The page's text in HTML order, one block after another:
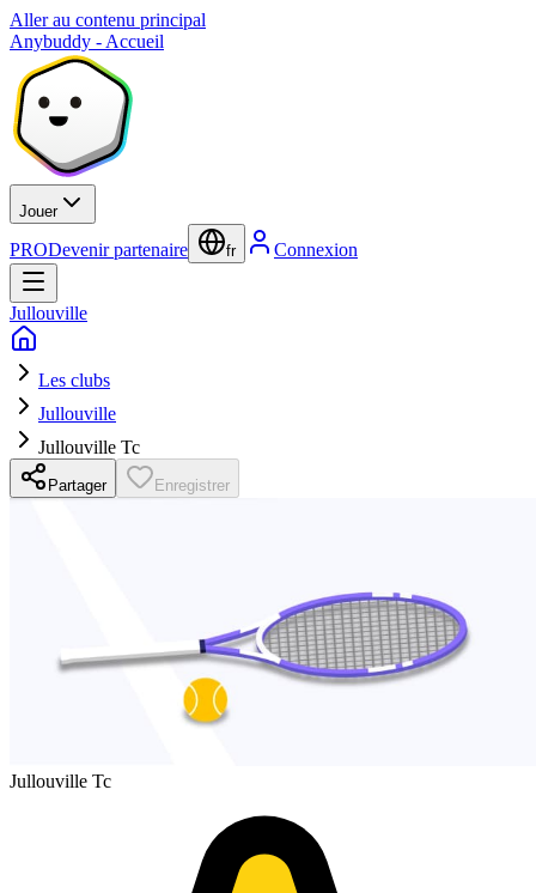
Aller au contenu principal
Anybuddy - Accueil
Jouer
PRODevenir partenaire fr Connexion
Jullouville
Les clubs
Jullouville
Jullouville Tc
Partager Enregistrer
Jullouville Tc